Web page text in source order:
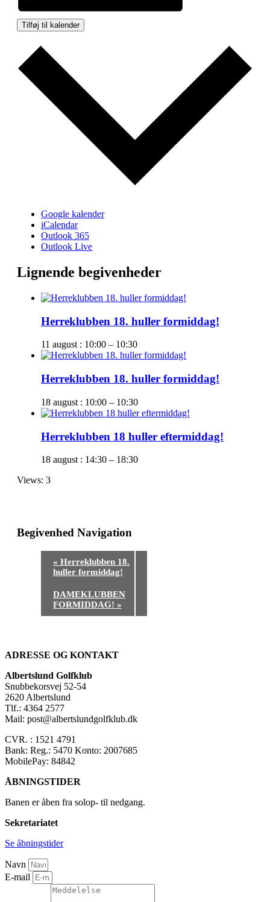
Tilføj til kalender
Google kalender
iCalendar
Outlook 365
Outlook Live
Lignende begivenheder
Herreklubben 18. huller formiddag!
11 august : 10:00 – 10:30
Herreklubben 18. huller formiddag!
18 august : 10:00 – 10:30
Herreklubben 18 huller eftermiddag!
18 august : 14:30 – 18:30
Views: 3
Begivenhed Navigation
« Herreklubben 18.
huller formiddag!
DAMEKLUBBEN
FORMIDDAG! »
ADRESSE OG KONTAKT
Albertslund Golfklub
Snubbekorsvej 52-54
2620 Albertslund
Tlf.: 4364 2577
Mail: post@albertslundgolfklub.dk
CVR. : 1521 4791
Bank: Reg.: 5470 Konto: 2007685
MobilePay: 84842
ÅBNINGSTIDER
Banen er åben fra solop- til nedgang.
Sekretariatet
Se åbningstider
Navn
E-mail